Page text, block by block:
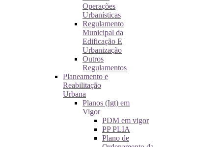
Operações
Urbanísticas
Regulamento
Municipal da
Edificação E
Urbanização
Outros
Regulamentos
Planeamento e
Reabilitação
Urbana
Planos (Igt) em
Vigor
PDM em vigor
PP PLIA
Plano de